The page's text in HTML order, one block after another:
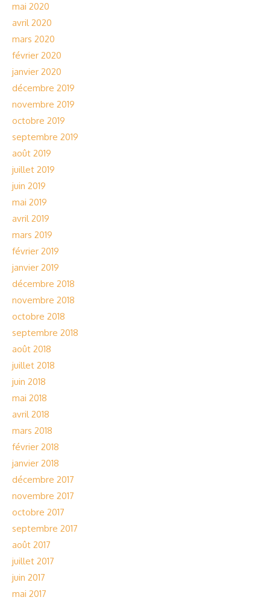
mai 2020
avril 2020
mars 2020
février 2020
janvier 2020
décembre 2019
novembre 2019
octobre 2019
septembre 2019
août 2019
juillet 2019
juin 2019
mai 2019
avril 2019
mars 2019
février 2019
janvier 2019
décembre 2018
novembre 2018
octobre 2018
septembre 2018
août 2018
juillet 2018
juin 2018
mai 2018
avril 2018
mars 2018
février 2018
janvier 2018
décembre 2017
novembre 2017
octobre 2017
septembre 2017
août 2017
juillet 2017
juin 2017
mai 2017